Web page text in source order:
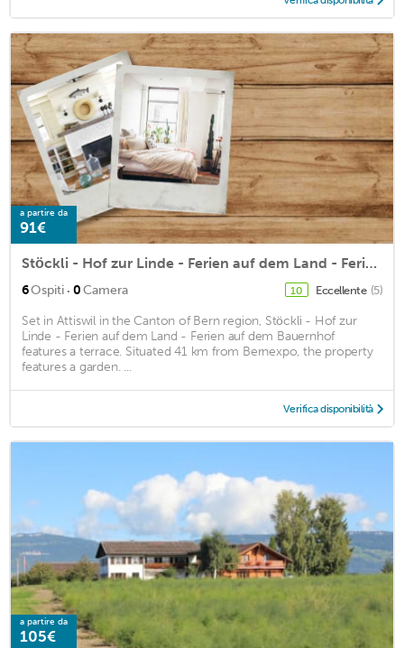
a partire da
91€
Stöckli - Hof zur Linde - Ferien auf dem Land - Ferien auf dem Bauernhof
6Ospiti · 0Camera 10 Eccellente (5)
Set in Attiswil in the Canton of Bern region, Stöckli - Hof zur
Linde - Ferien auf dem Land - Ferien auf dem Bauernhof
features a terrace. Situated 41 km from Bernexpo, the property
features a garden. ...
Verifica disponibilità
a partire da
105€